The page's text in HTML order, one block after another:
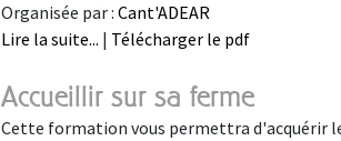
Organisée par : Cant'ADEAR
Lire la suite... | Télécharger le pdf
Accueillir sur sa ferme
Cette formation vous permettra d'acquérir